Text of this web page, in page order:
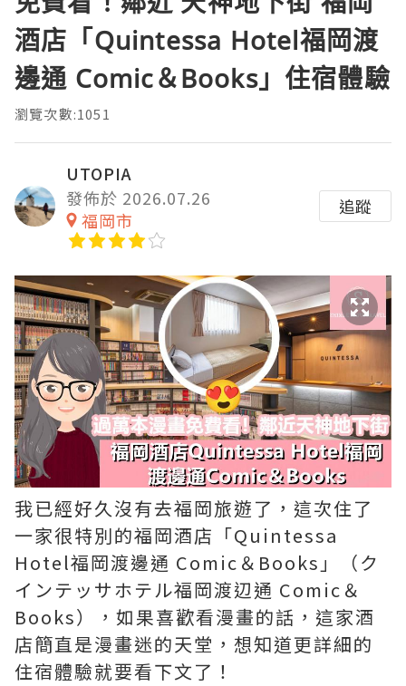
酒店「Quintessa Hotel福岡渡
邊通 Comic＆Books」住宿體驗
瀏覽次數:1051
UTOPIA
發佈於 2026.07.26
福岡市
追蹤
我已經好久沒有去福岡旅遊了，這次住了
一家很特別的福岡酒店「Quintessa
Hotel福岡渡邊通 Comic＆Books」（ク
インテッサホテル福岡渡辺通 Comic＆
Books），如果喜歡看漫畫的話，這家酒
店簡直是漫畫迷的天堂，想知道更詳細的
住宿體驗就要看下文了！